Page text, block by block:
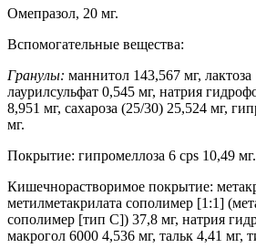
Омепразол, 20 мг.
Вспомогательные вещества:
Гранулы: маннитол 143,567 мг,
лаурилсульфат 0,545 мг, натрия
8,951 мг, сахароза (25/30) 25,524 мг,
мг.
Покрытие: гипромеллоза 6 cps 10,49 мг.
Кишечнорастворимое покрытие:
метилметакрилата сополимер [1:1]
сополимер [тип С]) 37,8 мг, натрия
макрогол 6000 4,536 мг, тальк 4,41 мг,